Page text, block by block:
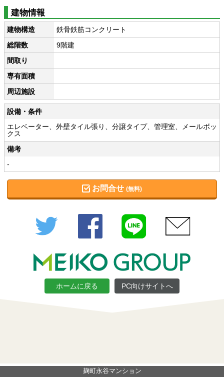
建物情報
建物構造
鉄骨鉄筋コンクリート
総階数
9階建
間取り
専有面積
周辺施設
設備・条件
エレベーター、外壁タイル張り、分譲タイプ、管理室、メールボッ
クス
備考
-
お問合せ (無料)
Twitter Facebook
麹町永谷マンション
ホームに戻る PC向けサイトへ